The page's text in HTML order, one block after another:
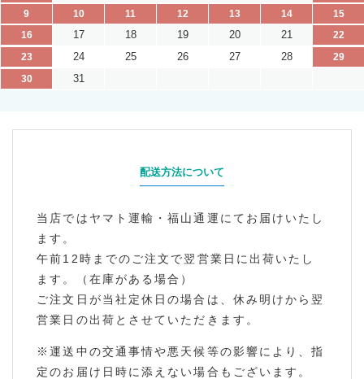
9 10 11 12 13 14
15
16
17 18 19 20 21
22
23
24 25 26 27 28
29
30
31
配送方法について
当店ではヤマト運輸・福山通運にてお届けいたし
ます。
午前12時までのご注文で翌営業日に出荷いたし
ます。（在庫がある場合）
ご注文日が当社定休日の場合は、休み明けから翌
営業日の出荷とさせていただきます。
※運送中の交通事情や悪天候等の影響により、指
定のお届け日時に添えない場合もございます。